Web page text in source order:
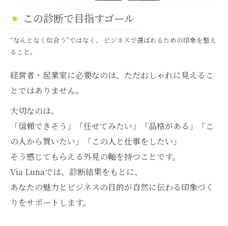
この診断で目指すゴール
“なんとなく似合う”ではなく、 ビジネスで選ばれるための印象を整え
ること。
経営者・起業家に必要なのは、ただおしゃれに見えるこ
とではありません。
大切なのは、
「信頼できそう」「任せてみたい」「品格がある」「こ
の人から買いたい」「この人と仕事をしたい」
そう感じてもらえる外見の軸を持つことです。
Via Lunaでは、診断結果をもとに、
あなたの魅力とビジネスの目的が自然に伝わる印象づく
りをサポートします。